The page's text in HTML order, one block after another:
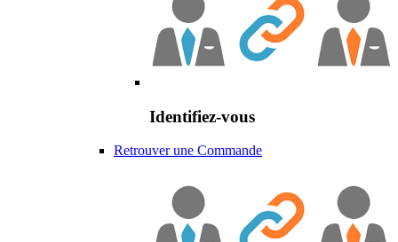
Identifiez-vous
Retrouver une Commande